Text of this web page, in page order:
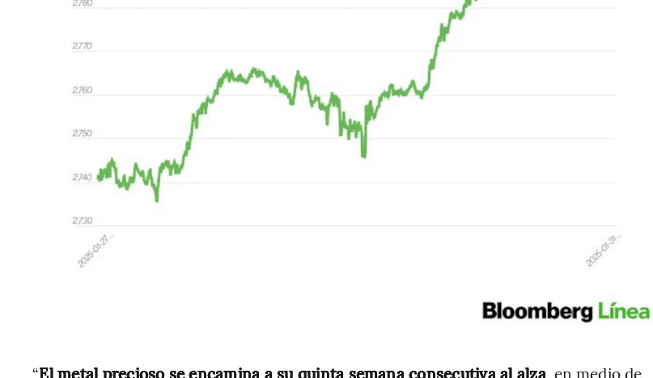
“El metal precioso se encamina a su quinta semana consecutiva al alza , en medio de